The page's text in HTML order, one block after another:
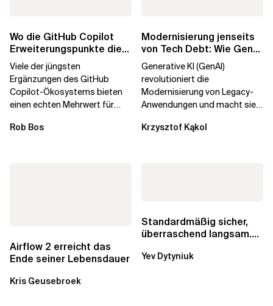
Wo die GitHub Copilot
Erweiterungspunkte die
Governance brechen
Viele der jüngsten
Ergänzungen des GitHub
Copilot-Ökosystems bieten
einen echten Mehrwert für
aber auch die...
Rob Bos
Modernisierung jenseits
von Tech Debt: Wie GenAI
die
Generative KI (GenAI)
revolutioniert die
Modernisierung von Legacy-
Anwendungen und macht sie
Durch die Automatisierung...
Krzysztof Kąkol
Airflow 2 erreicht das
Ende seiner Lebensdauer
Kris Geusebroek
Standardmäßig sicher,
überraschend langsam.
über die RDS...
Yev Dytyniuk